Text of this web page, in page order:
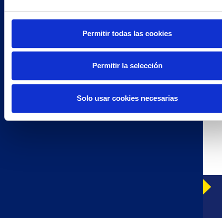
Permitir todas las cookies
Permitir la selección
Solo usar cookies necesarias
CRACKERS INTEGRALES
CRACKERS TRADICIONALES